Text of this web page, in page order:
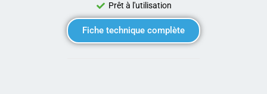
Prêt à l'utilisation
Fiche technique complète